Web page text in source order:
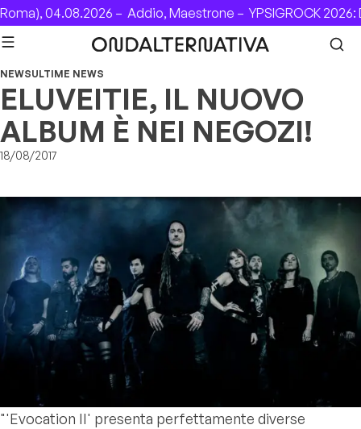
Skip to content
04.08.2026 –Addio, Maestrone –YPSIGROCK 2026:
NEWSULTIME NEWS
ELUVEITIE, IL NUOVO
ALBUM È NEI NEGOZI!
18/08/2017
"'Evocation II' presenta perfettamente diverse